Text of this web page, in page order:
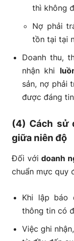
thì không
Nợ phải
tồn tại tại
Doanh thu,
nhận khi
sản, nợ phải
được đáng
(4) Cách sử
giữa niên độ
Đối với doanh
chuẩn mực quy
Khi lập báo
thông tin có
Việc ghi